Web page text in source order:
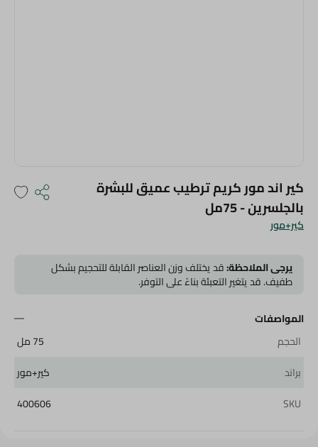
كير+مور
كير اند مور كريم ترطيب عميق للبشرة
بالجلسرين - 75مل
يرجى الملاحظة:قد يختلف وزن العناصر القابلة للتحجيم بشكل
طفيف. قد يتغير التعبئة بناءً على التوفر.
المواصفات
الحجم
75 مل
براند
كير+مور
SKU
400606